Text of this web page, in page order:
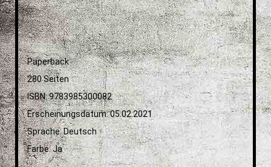
Paperback
280 Seiten
ISBN: 9783985300082
Erscheinungsdatum: 05.02.2021
Sprache: Deutsch
Farbe: Ja